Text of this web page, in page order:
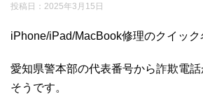
投稿日： 2025年3月15日
iPhone/iPad/MacBook修理のクイック
愛知県警本部の代表番号から詐欺電
そうです。